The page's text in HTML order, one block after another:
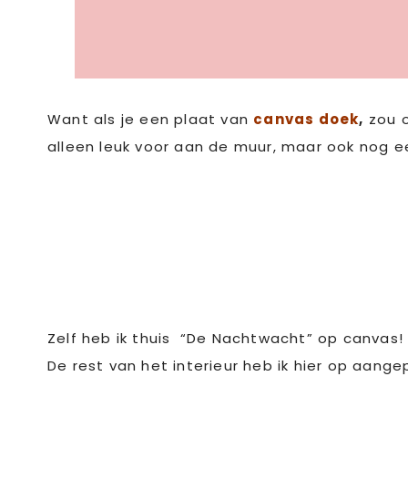
Want als je een plaat van canvas doek, zou
alleen leuk voor aan de muur, maar ook nog
Zelf heb ik thuis “De Nachtwacht” op
De rest van het interieur heb ik hier op